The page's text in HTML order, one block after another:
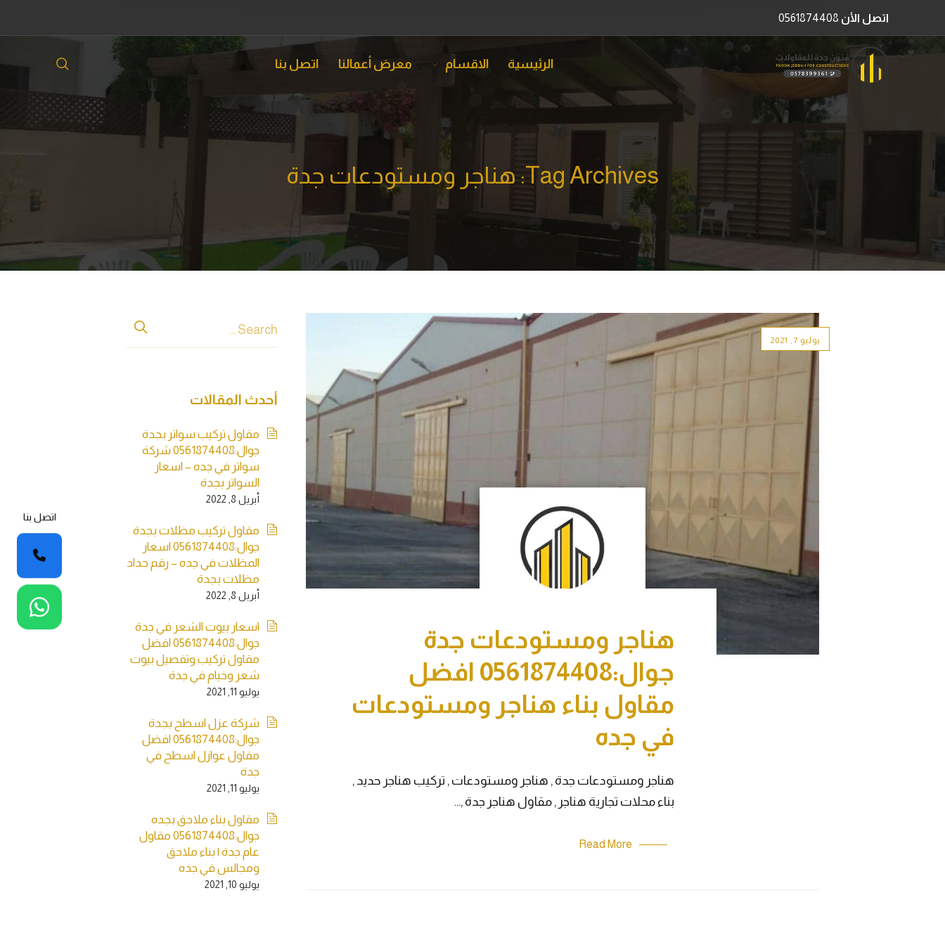
اتصل الأن
الرئيسية الاقسام معرض أعمالنا اتصل بنا
Tag Archives: هناجر ومستودعات جدة
يوليو 7, 2021
هناجر ومستودعات جدة
جوال:0561874408 افضل
مقاول بناء هناجر ومستودعات
في جده
هناجر ومستودعات جدة , هناجر ومستودعات , تركيب هناجر حديد ,
بناء محلات تجارية هناجر , مقاول هناجر جدة ,…
Read More
أحدث المقالات
مقاول تركيب سواتر بجدة
جوال:0561874408 شركة
سواتر في جده – اسعار
السواتر بجدة
أبريل 8, 2022
مقاول تركيب مظلات بجدة
جوال:0561874408 اسعار
المظلات في جده – رقم حداد
مظلات بجدة
أبريل 8, 2022
اسعار بيوت الشعر في جدة
جوال:0561874408 افضل
مقاول تركيب وتفصيل بيوت
شعر وخيام في جدة
يوليو 11, 2021
شركة عزل اسطح بجدة
جوال:0561874408 افضل
مقاول عوازل اسطح في
جدة
يوليو 11, 2021
مقاول بناء ملاحق بجده
جوال:0561874408 مقاول
عام جدة | بناء ملاحق
ومجالس في جده
يوليو 10, 2021
اتصل بنا